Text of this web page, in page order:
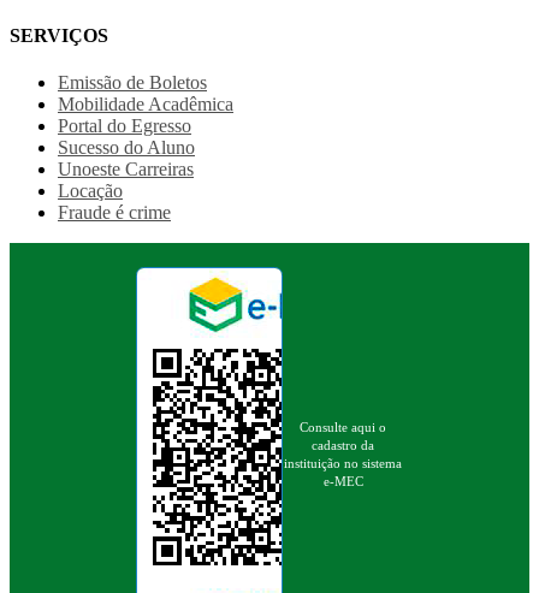
SERVIÇOS
Emissão de Boletos
Mobilidade Acadêmica
Portal do Egresso
Sucesso do Aluno
Unoeste Carreiras
Locação
Fraude é crime
Consulte aqui o
cadastro da
instituição no sistema
e-MEC